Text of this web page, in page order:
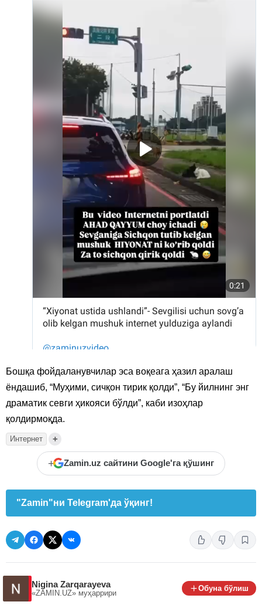
Бошқа фойдаланувчилар эса воқеага ҳазил аралаш
ёндашиб, “Муҳими, сичқон тирик қолди”, “Бу йилнинг энг
драматик севги ҳикояси бўлди”, каби изоҳлар
қолдирмоқда.
Интернет +
+ Zamin.uz сайтини Google'га қўшинг
"Zamin"ни Telegram'да ўқинг!
Nigina Zarqarayeva
«ZAMIN.UZ» муҳаррири
Обуна бўлиш